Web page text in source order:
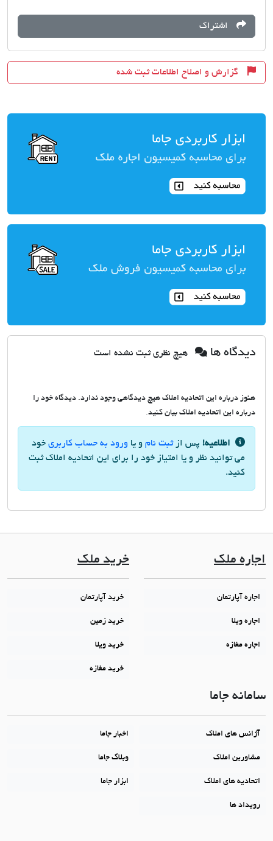
اشتراک
گزارش و اصلاح اطلاعات ثبت شده
دیدگاه ها هیچ نظری ثبت نشده است
هنوز درباره این اتحادیه املاک هیچ دیدگاهی وجود ندارد. دیدگاه خود را
درباره این اتحادیه املاک بیان کنید.
اطلاعیه! پس ازثبت نام و یا ورود به حساب کاربری خود
می توانید نظر و یا امتیاز خود را برای این اتحادیه املاک ثبت
کنید.
اجاره ملک
اجاره آپارتمان
اجاره ویلا
اجاره مغازه
خرید ملک
خرید آپارتمان
خرید زمین
خرید ویلا
خرید مغازه
سامانه جاما
آژانس های املاک اخبار جاما
مشاورین املاک وبلاگ جاما
اتحادیه های املاک ابزار جاما
رویداد ها